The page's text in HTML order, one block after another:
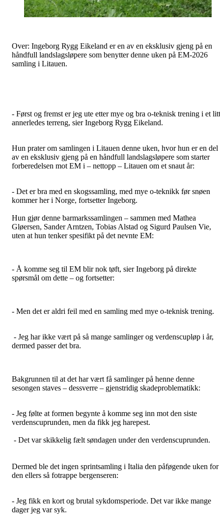
Over: Ingeborg Rygg Eikeland er en av en eksklusiv gjeng på en
håndfull landslagsløpere som benytter denne uken på EM-2026
samling i Litauen.
- Først og fremst er jeg ute etter mye og bra o-teknisk trening i et litt
annerledes terreng, sier Ingeborg Rygg Eikeland.
Hun prater om samlingen i Litauen denne uken, hvor hun er en del
av en eksklusiv gjeng på en håndfull landslagsløpere som starter
forberedelsen mot EM i – nettopp – Litauen om et snaut år:
- Det er bra med en skogssamling, med mye o-teknikk før snøen
kommer her i Norge, fortsetter Ingeborg.
Hun gjør denne barmarkssamlingen – sammen med Mathea
Gløersen, Sander Arntzen, Tobias Alstad og Sigurd Paulsen Vie,
uten at hun tenker spesifikt på det nevnte EM:
- Å komme seg til EM blir nok tøft, sier Ingeborg på direkte
spørsmål om dette – og fortsetter:
- Men det er aldri feil med en samling med mye o-teknisk trening.
- Jeg har ikke vært på så mange samlinger og verdenscupløp i år,
dermed passer det bra.
Bakgrunnen til at det har vært få samlinger på henne denne
sesongen staves – dessverre – gjenstridig skadeproblematikk:
- Jeg følte at formen begynte å komme seg inn mot den siste
verdenscuprunden, men da fikk jeg harepest.
- Det var skikkelig fælt søndagen under den verdenscuprunden.
Dermed ble det ingen sprintsamling i Italia den påføgende uken for
den ellers så fotrappe bergenseren:
- Jeg fikk en kort og brutal sykdomsperiode. Det var ikke mange
dager jeg var syk.